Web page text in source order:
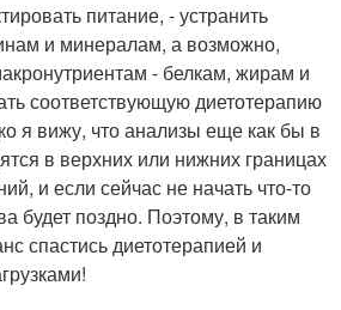
питание, - устранить
и минералам, а возможно,
- белкам, жирам и
соответствующую диетотерапию
я вижу, что анализы еще как бы в
в верхних или нижних границах
и если сейчас не начать что-то
будет поздно. Поэтому, в таким
спастись диетотерапией и